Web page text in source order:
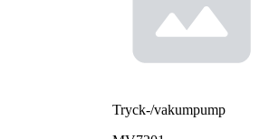
Tryck-/vakumpump